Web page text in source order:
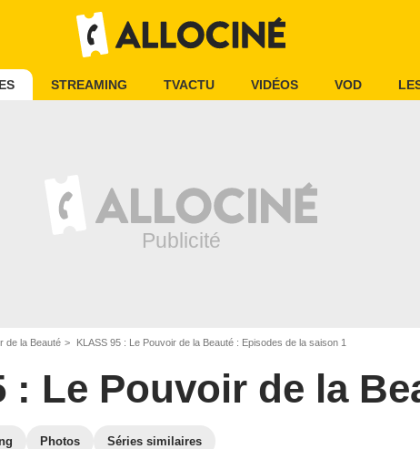
STREAMING TVACTU VIDÉOS VOD
de la Beauté KLASS 95 : Le Pouvoir de la Beauté : Episodes de la saison 1
: Le Pouvoir de la
Photos Séries similaires